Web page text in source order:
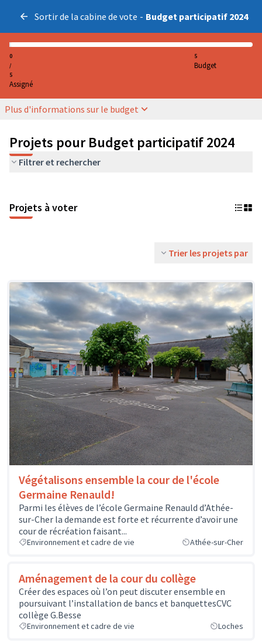
Sortir de la cabine de vote - Budget participatif 2024
0
/
5
Assigné
5
Budget
Plus d'informations sur le budget
Projets pour Budget participatif 2024
Filtrer et rechercher
Projets à voter
Trier les projets par
Végétalisons ensemble la cour de l'école
Germaine Renauld!
Parmi les élèves de l’école Germaine Renauld d’Athée-
sur-Cher la demande est forte et récurrente d’avoir une
cour de récréation faisant...
Environnement et cadre de vie Athée-sur-Cher
Aménagement de la cour du collège
Créer des espaces où l’on peut discuter ensemble en
poursuivant l’installation de bancs et banquettesCVC
collège G.Besse
Environnement et cadre de vie Loches